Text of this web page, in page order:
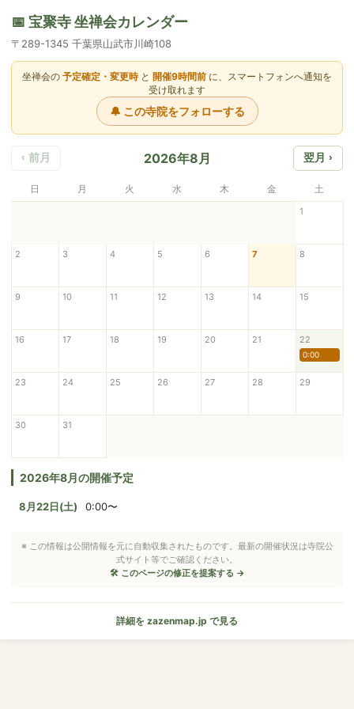
📅 宝聚寺 坐禅会カレンダー
〒289-1345 千葉県山武市川崎108
坐禅会の 予定確定・変更時と 開催9時間前 に、スマートフォンへ通知を
受け取れます
🔔 この寺院をフォローする
‹ 前月 2026年8月 翌月 ›
日 月 火 水 木 金 土
1
2 3 4 5 6 7 8
9 10 11 12 13 14 15
16 17 18 19 20 21 22
0:00
23 24 25 26 27 28 29
30 31
2026年8月の開催予定
8月22日(土) 0:00〜
※ この情報は公開情報を元に自動収集されたものです。最新の開催状況は寺院公
式サイト等でご確認ください。
🛠 このページの修正を提案する →
詳細を zazenmap.jp で見る